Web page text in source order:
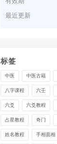
最近更新
标签
中医 中医古籍
八字课程 六壬
六爻 六爻教程
占星教程 奇门
姓名教程 手相面相